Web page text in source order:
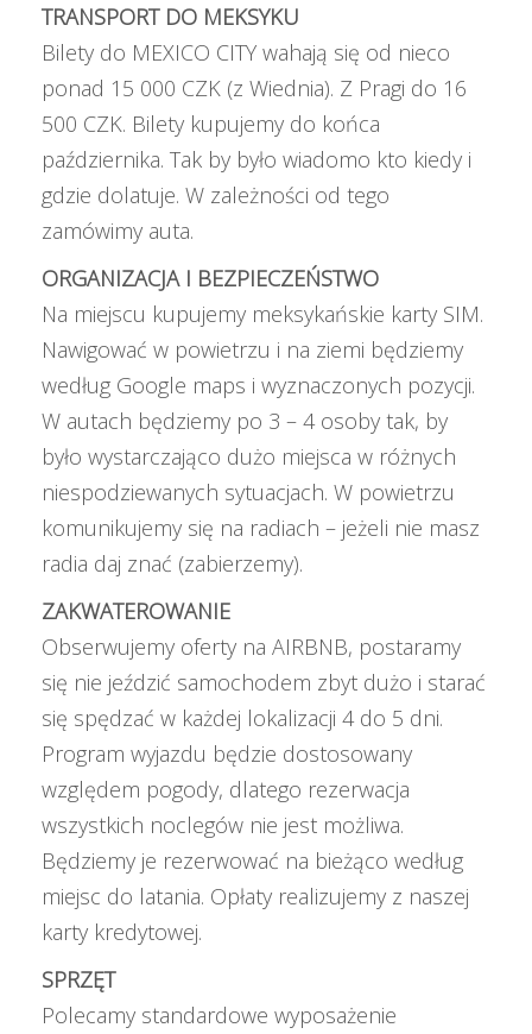
TRANSPORT DO MEKSYKU
Bilety do MEXICO CITY wahają się od nieco
ponad 15 000 CZK (z Wiednia). Z Pragi do 16
500 CZK. Bilety kupujemy do końca
października. Tak by było wiadomo kto kiedy i
gdzie dolatuje. W zależności od tego
zamówimy auta.
ORGANIZACJA I BEZPIECZEŃSTWO
Na miejscu kupujemy meksykańskie karty SIM.
Nawigować w powietrzu i na ziemi będziemy
według Google maps i wyznaczonych pozycji.
W autach będziemy po 3 – 4 osoby tak, by
było wystarczająco dużo miejsca w różnych
niespodziewanych sytuacjach. W powietrzu
komunikujemy się na radiach – jeżeli nie masz
radia daj znać (zabierzemy).
ZAKWATEROWANIE
Obserwujemy oferty na AIRBNB, postaramy
się nie jeździć samochodem zbyt dużo i starać
się spędzać w każdej lokalizacji 4 do 5 dni.
Program wyjazdu będzie dostosowany
względem pogody, dlatego rezerwacja
wszystkich noclegów nie jest możliwa.
Będziemy je rezerwować na bieżąco według
miejsc do latania. Opłaty realizujemy z naszej
karty kredytowej.
SPRZĘT
Polecamy standardowe wyposażenie